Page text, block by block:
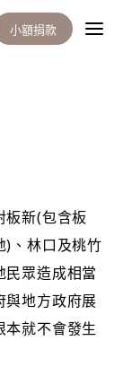
小額捐款
板新(包含板
)、林口及桃竹
眾造成相當
與地方政府展
就不會發生